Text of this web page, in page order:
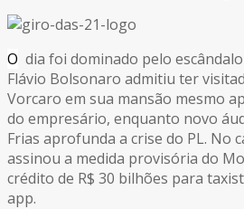
O dia foi dominado pelo
Flávio Bolsonaro admitiu ter
Vorcaro em sua mansão mesmo
do empresário, enquanto novo
Frias aprofunda a crise do PL. No
assinou a medida provisória do
crédito de R$ 30 bilhões para
app.